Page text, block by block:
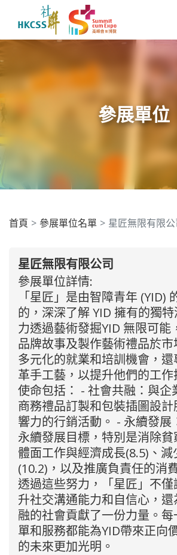
參展單位
首頁 參展單位名單 星匠無限有限
星匠無限有限公司
參展單位詳情:
「星匠」是由智障青年 (YID)
的，深深了解 YID 擁有的獨
力透過藝術發掘YID 無限可能
品牌故事及製作藝術禮品於
多元化的就業和培訓機會，
革手工藝，以提升他們的工
使命包括： - 社會共融：與企
商務禮品訂製和包裝插圖設
響力的行銷活動。 - 永續發展
永續發展目標，特別是消除貧
體面工作與經濟成長(8.5)、
(10.2)，以及推廣負責任的消
透過這些努力，「星匠」不
升社交溝通能力和自信心，
融的社會貢獻了一份力量。
單和服務都能為YID帶來正向
的未來更加光明。